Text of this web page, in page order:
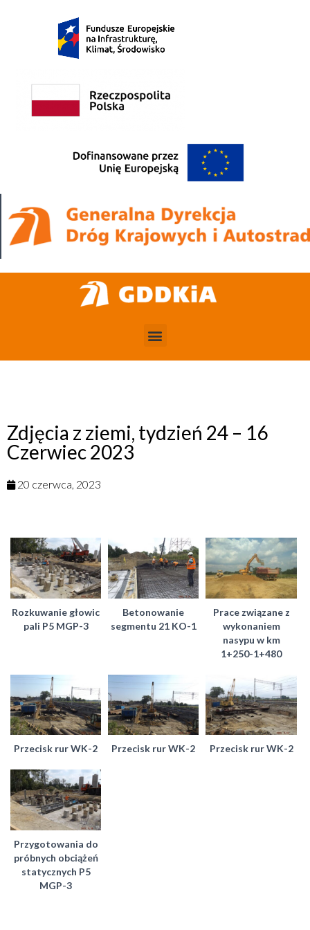
Zdjęcia z ziemi, tydzień 24 – 16
Czerwiec 2023
20 czerwca, 2023
Rozkuwanie głowic
pali P5 MGP-3
Betonowanie
segmentu 21 KO-1
Prace związane z
wykonaniem
nasypu w km
1+250-1+480
Przecisk rur WK-2 Przecisk rur WK-2 Przecisk rur WK-2
Przygotowania do
próbnych obciążeń
statycznych P5
MGP-3